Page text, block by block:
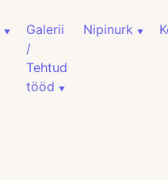
Galerii
/
Tehtud
tööd
Nipinurk